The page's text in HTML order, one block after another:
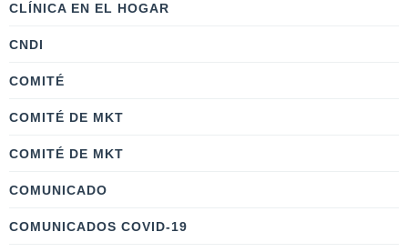
CLÍNICA EN EL HOGAR
CNDI
COMITÉ
COMITÉ DE MKT
COMITÉ DE MKT
COMUNICADO
COMUNICADOS COVID-19